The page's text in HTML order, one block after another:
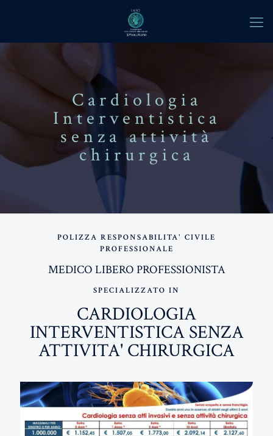
Cardiologia
Interventistica
senza attività
chirurgica
POLIZZA RESPONSABILITA' CIVILE
PROFESSIONALE
MEDICO LIBERO PROFESSIONISTA
SPECIALIZZATO IN
CARDIOLOGIA
INTERVENTISTICA SENZA
ATTIVITA' CHIRURGICA